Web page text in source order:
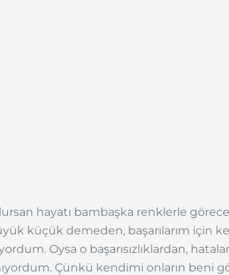
hayatı bambaşka renklerle
küçük demeden, başarılarım için
Oysa o başarısızlıklardan,
Çünkü kendimi onların beni